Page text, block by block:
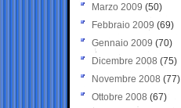
Marzo 2009 (50)
Febbraio 2009 (69)
Gennaio 2009 (70)
Dicembre 2008 (75)
Novembre 2008 (77)
Ottobre 2008 (67)